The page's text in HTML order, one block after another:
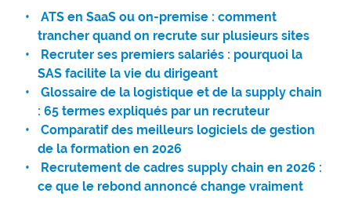
ATS en SaaS ou on-premise : comment
trancher quand on recrute sur plusieurs sites
Recruter ses premiers salariés : pourquoi la
SAS facilite la vie du dirigeant
Glossaire de la logistique et de la supply chain
: 65 termes expliqués par un recruteur
Comparatif des meilleurs logiciels de gestion
de la formation en 2026
Recrutement de cadres supply chain en 2026 :
ce que le rebond annoncé change vraiment